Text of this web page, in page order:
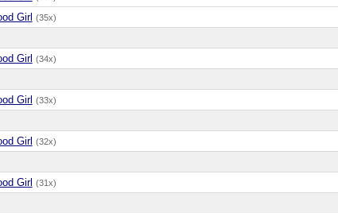
Girl (35x)
Girl (34x)
Girl (33x)
Girl (32x)
Girl (31x)